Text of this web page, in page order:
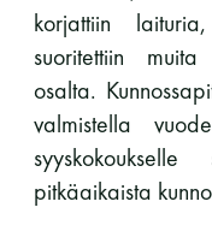
Jäsen
Vieras jäsenen
Jäsenen lapsi 7-18 v.
korjattiin
suoritettiin
osalta.
valmistella
pitkäaikaista